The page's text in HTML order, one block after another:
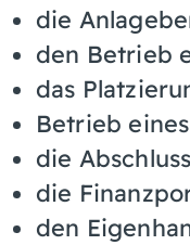
die
den Betrieb
das
Betrieb
die
die
den